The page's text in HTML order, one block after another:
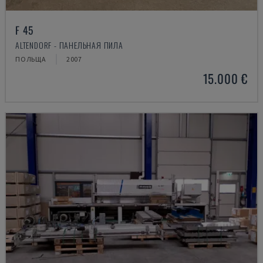
F 45
ALTENDORF - ПАНЕЛЬНАЯ ПИЛА
ПОЛЬЩА 2007
15.000 €